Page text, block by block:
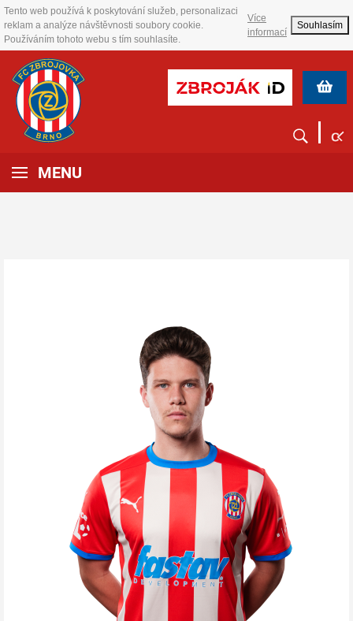
Tento web používá k poskytování služeb, personalizaci
reklam a analýze návštěvnosti soubory cookie.
Používáním tohoto webu s tím souhlasíte.
Více
informací
Souhlasím
MENU